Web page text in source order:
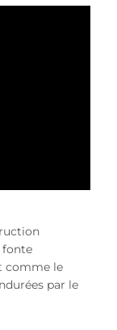
fonte
comme le
par le